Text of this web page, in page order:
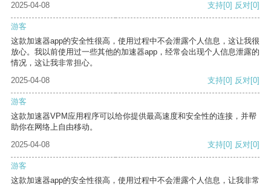
2025-04-08
支持[0] 反对[0]
游客
这款加速器app的安全性很高，使用过程中不会泄露个人信息，这让我很
放心。我以前使用过一些其他的加速器app，经常会出现个人信息泄露的
情况，这让我非常担心。
2025-04-08
支持[0] 反对[0]
游客
这款加速器VPM应用程序可以给你提供最高速度和安全性的连接，并帮
助你在网络上自由移动。
2025-04-08
支持[0] 反对[0]
游客
这款加速器app的安全性很高，使用过程中不会泄露个人信息，让我非常